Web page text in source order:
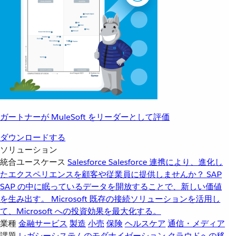
ガートナーが MuleSoft をリーダーとして評価
ダウンロードする
ソリューション
統合ユースケース SalesforceSalesforce 連携により、進化し
たエクスペリエンスを顧客や従業員に提供しませんか？ SAP
SAP の中に眠っているデータを開放することで、新しい価値
を生み出す。
Microsoft 既存の接続ソリューションを活用し
て、Microsoft への投資効果を最大化する。
業種金融サービス 製造 小売 保険 ヘルスケア 通信・メディア